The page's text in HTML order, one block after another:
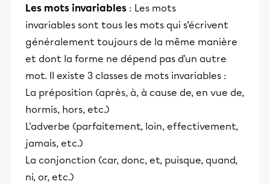
Les mots invariables : Les mots
invariables sont tous les mots qui s’écrivent
généralement toujours de la même manière
et dont la forme ne dépend pas d'un autre
mot. Il existe 3 classes de mots invariables :
La préposition (après, à, à cause de, en vue de,
hormis, hors, etc.)
L'adverbe (parfaitement, loin, effectivement,
jamais, etc.)
La conjonction (car, donc, et, puisque, quand,
ni, or, etc.)